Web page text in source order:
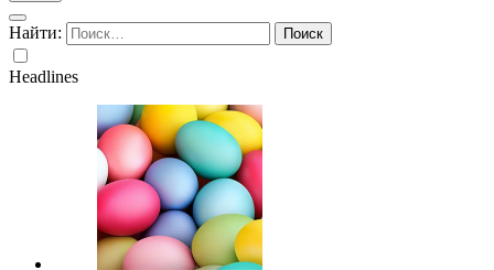
Найти:
Headlines